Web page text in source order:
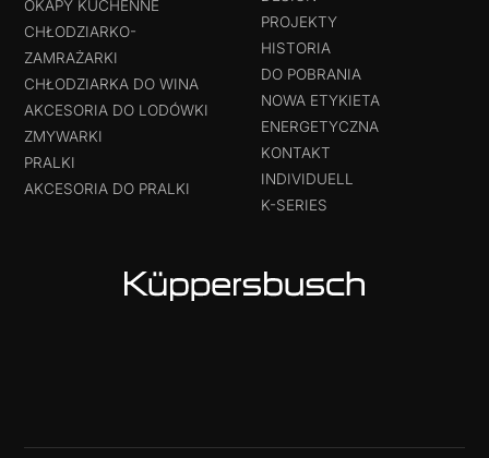
OKAPY KUCHENNE
CHŁODZIARKO-
ZAMRAŻARKI
CHŁODZIARKA DO WINA
AKCESORIA DO LODÓWKI
ZMYWARKI
PRALKI
AKCESORIA DO PRALKI
PROJEKTY
HISTORIA
DO POBRANIA
NOWA ETYKIETA
ENERGETYCZNA
KONTAKT
INDIVIDUELL
K-SERIES